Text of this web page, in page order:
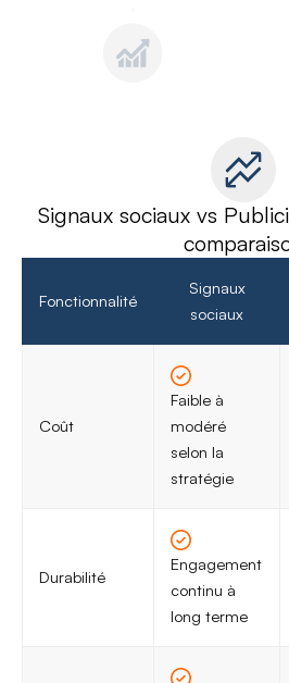
Signaux sociaux vs
Fonctionnalité
Signaux
sociaux
Coût
Faible à
modéré
selon la
stratégie
Durabilité
Engagement
continu à
long terme